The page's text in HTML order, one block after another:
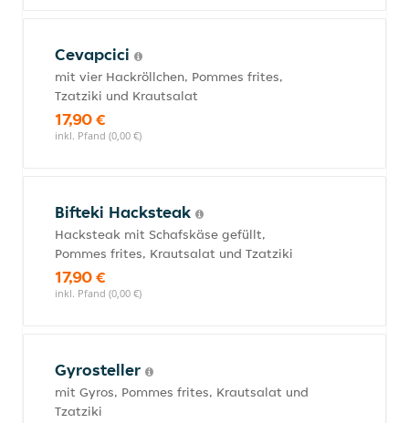
Cevapcici
mit vier Hackröllchen, Pommes frites,
Tzatziki und Krautsalat
17,90 €
inkl. Pfand (0,00 €)
Bifteki Hacksteak
Hacksteak mit Schafskäse gefüllt,
Pommes frites, Krautsalat und Tzatziki
17,90 €
inkl. Pfand (0,00 €)
Gyrosteller
mit Gyros, Pommes frites, Krautsalat und
Tzatziki